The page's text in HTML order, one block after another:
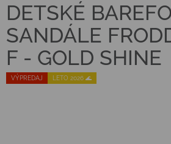
VÝPREDAJ LETO 2026 🌊
DETSKÉ
SANDÁLE
F - GOLD SHINE